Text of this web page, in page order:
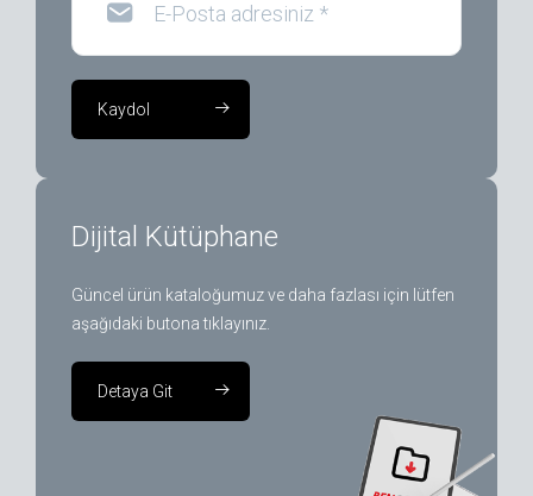
E-Posta adresiniz *
Kaydol
Dijital Kütüphane
Güncel ürün kataloğumuz ve daha fazlası için lütfen
aşağıdaki butona tıklayınız.
Detaya Git